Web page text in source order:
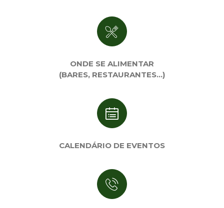
ONDE SE ALIMENTAR
(BARES, RESTAURANTES…)
CALENDÁRIO DE EVENTOS